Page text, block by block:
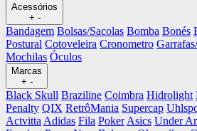
Acessórios
+ -
Bandagem Bolsas/Sacolas Bomba Bonés
Postural Cotoveleira Cronometro
Mochilas Óculos
Marcas
+ -
Black Skull Braziline Coimbra Hidrolight
Penalty QIX RetrôMania Supercap
Actvitta Adidas Fila Poker Asics Under